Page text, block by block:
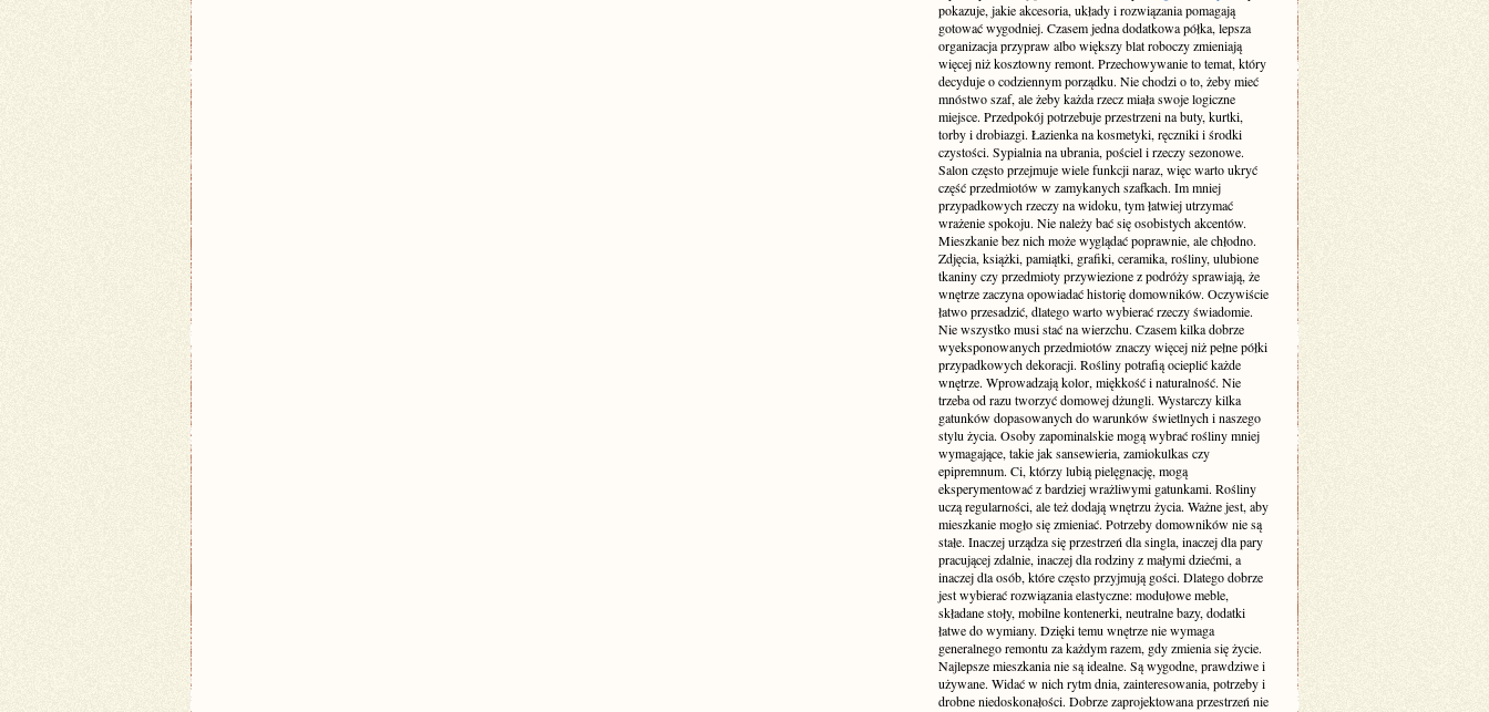
pokazuje, jakie akcesoria, układy i rozwiązania pomagają
gotować wygodniej. Czasem jedna dodatkowa półka, lepsza
organizacja przypraw albo większy blat roboczy zmieniają
więcej niż kosztowny remont. Przechowywanie to temat, który
decyduje o codziennym porządku. Nie chodzi o to, żeby mieć
mnóstwo szaf, ale żeby każda rzecz miała swoje logiczne
miejsce. Przedpokój potrzebuje przestrzeni na buty, kurtki,
torby i drobiazgi. Łazienka na kosmetyki, ręczniki i środki
czystości. Sypialnia na ubrania, pościel i rzeczy sezonowe.
Salon często przejmuje wiele funkcji naraz, więc warto ukryć
część przedmiotów w zamykanych szafkach. Im mniej
przypadkowych rzeczy na widoku, tym łatwiej utrzymać
wrażenie spokoju. Nie należy bać się osobistych akcentów.
Mieszkanie bez nich może wyglądać poprawnie, ale chłodno.
Zdjęcia, książki, pamiątki, grafiki, ceramika, rośliny, ulubione
tkaniny czy przedmioty przywiezione z podróży sprawiają, że
wnętrze zaczyna opowiadać historię domowników. Oczywiście
łatwo przesadzić, dlatego warto wybierać rzeczy świadomie.
Nie wszystko musi stać na wierzchu. Czasem kilka dobrze
wyeksponowanych przedmiotów znaczy więcej niż pełne półki
przypadkowych dekoracji. Rośliny potrafią ocieplić każde
wnętrze. Wprowadzają kolor, miękkość i naturalność. Nie
trzeba od razu tworzyć domowej dżungli. Wystarczy kilka
gatunków dopasowanych do warunków świetlnych i naszego
stylu życia. Osoby zapominalskie mogą wybrać rośliny mniej
wymagające, takie jak sansewieria, zamiokulkas czy
epipremnum. Ci, którzy lubią pielęgnację, mogą
eksperymentować z bardziej wrażliwymi gatunkami. Rośliny
uczą regularności, ale też dodają wnętrzu życia. Ważne jest, aby
mieszkanie mogło się zmieniać. Potrzeby domowników nie są
stałe. Inaczej urządza się przestrzeń dla singla, inaczej dla pary
pracującej zdalnie, inaczej dla rodziny z małymi dziećmi, a
inaczej dla osób, które często przyjmują gości. Dlatego dobrze
jest wybierać rozwiązania elastyczne: modułowe meble,
składane stoły, mobilne kontenerki, neutralne bazy, dodatki
łatwe do wymiany. Dzięki temu wnętrze nie wymaga
generalnego remontu za każdym razem, gdy zmienia się życie.
Najlepsze mieszkania nie są idealne. Są wygodne, prawdziwe i
używane. Widać w nich rytm dnia, zainteresowania, potrzeby i
drobne niedoskonałości. Dobrze zaprojektowana przestrzeń nie